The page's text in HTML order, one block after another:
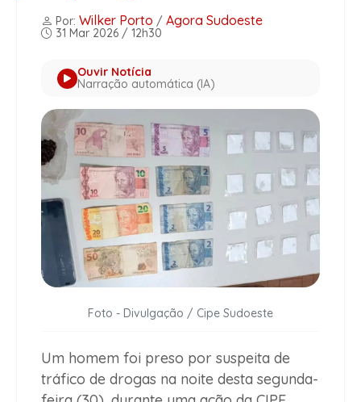
Por: Wilker Porto / Agora Sudoeste
31 Mar 2026 / 12h30
Ouvir Notícia
Narração automática (IA)
Foto - Divulgação / Cipe Sudoeste
Um homem foi preso por suspeita de
tráfico de drogas na noite desta segunda-